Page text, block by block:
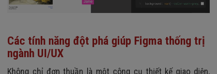
Các tính năng đột phá giúp Figma thống trị
ngành UI/UX
Không chỉ đơn thuần là một công cụ thiết kế giao diện,